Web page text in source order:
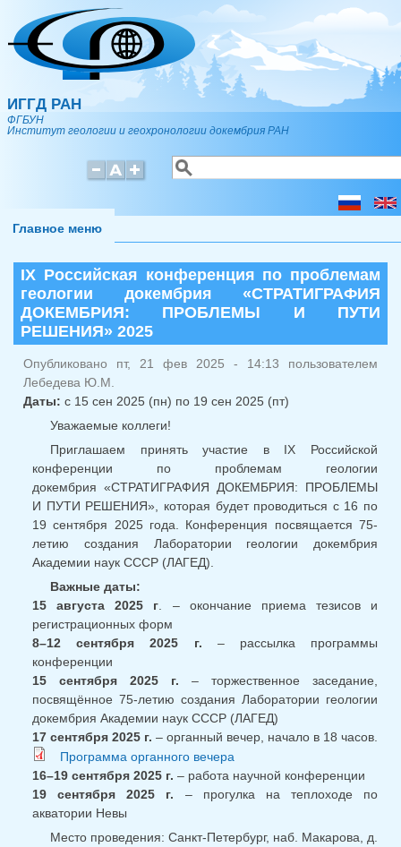
Перейти к основному содержанию
ИГГД РАН
ФГБУН
Институт геологии и геохронологии докембрия РАН
Форма поиска
Поиск
Главное меню
IХ Российская конференция по проблемам
геологии докембрия «СТРАТИГРАФИЯ
ДОКЕМБРИЯ: ПРОБЛЕМЫ И ПУТИ
РЕШЕНИЯ» 2025
Опубликовано пт, 21 фев 2025 - 14:13 пользователем
Лебедева Ю.М.
Даты: с 15 сен 2025 (пн) по 19 сен 2025 (пт)
Уважаемые коллеги!
Приглашаем принять участие в IХ Российской
конференции по проблемам геологии
докембрия «СТРАТИГРАФИЯ ДОКЕМБРИЯ: ПРОБЛЕМЫ
И ПУТИ РЕШЕНИЯ», которая будет проводиться с 16 по
19 сентября 2025 года. Конференция посвящается 75-
летию создания Лаборатории геологии докембрия
Академии наук СССР (ЛАГЕД).
Важные даты:
15 августа 2025 г . – окончание приема тезисов и
регистрационных форм
8–12 сентября 2025 г. – рассылка программы
конференции
15 сентября 2025 г. – торжественное заседание,
посвящённое 75-летию создания Лаборатории геологии
докембрия Академии наук СССР (ЛАГЕД)
17 сентября 2025 г. – органный вечер, начало в 18 часов.
Программа органного вечера
16–19 сентября 2025 г. – работа научной конференции
19 сентября 2025 г. – прогулка на теплоходе по
акватории Невы
Место проведения: Санкт-Петербург, наб. Макарова, д.